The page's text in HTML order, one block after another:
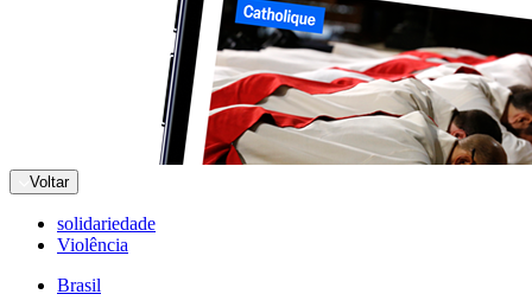
Voltar
solidariedade
Violência
Brasil